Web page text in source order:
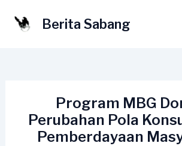
Berita Sabang
Program MBG
Perubahan Pola
Pemberdayaan